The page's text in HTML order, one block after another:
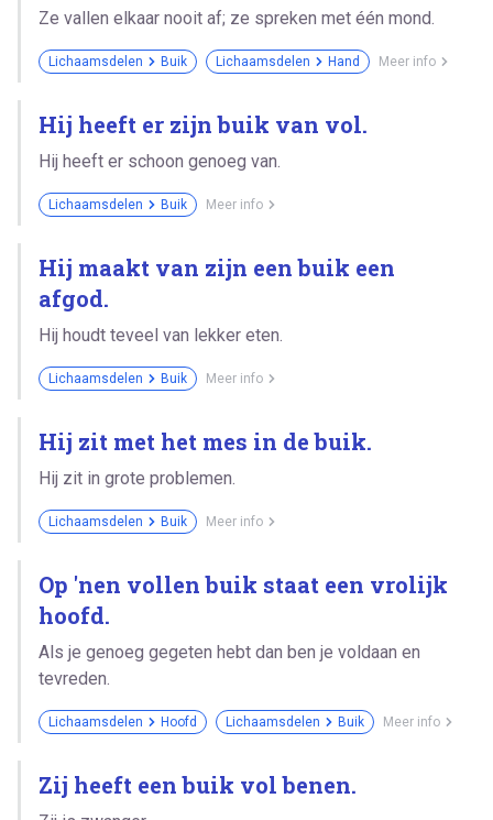
Ze vallen elkaar nooit af; ze spreken met één mond.
Lichaamsdelen Buik Lichaamsdelen Hand Meer info
Hij heeft er zijn buik van vol.
Hij heeft er schoon genoeg van.
Lichaamsdelen Buik Meer info
Hij maakt van zijn een buik een
afgod.
Hij houdt teveel van lekker eten.
Lichaamsdelen Buik Meer info
Hij zit met het mes in de buik.
Hij zit in grote problemen.
Lichaamsdelen Buik Meer info
Op 'nen vollen buik staat een vrolijk
hoofd.
Als je genoeg gegeten hebt dan ben je voldaan en
tevreden.
Lichaamsdelen Hoofd Lichaamsdelen Buik Meer info
Zij heeft een buik vol benen.